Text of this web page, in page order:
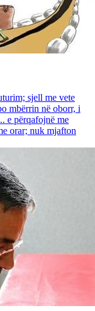
sjell me vete
mbërrin në oborr, i
e përqafojnë me
orar; nuk mjafton